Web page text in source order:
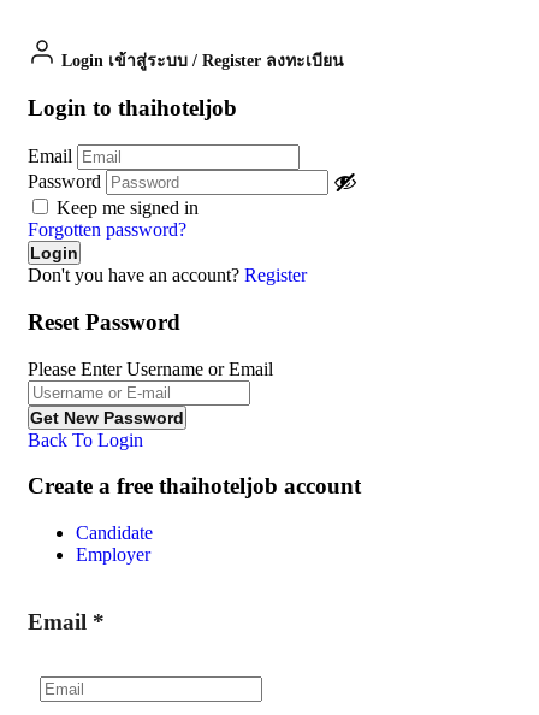
Login เข้าสู่ระบบ / Register ลงทะเบียน
Login to thaihoteljob
Email
Password
Keep me signed in
Forgotten password?
Don't you have an account? Register
Reset Password
Please Enter Username or Email
Back To Login
Create a free thaihoteljob account
Candidate
Employer
Email *